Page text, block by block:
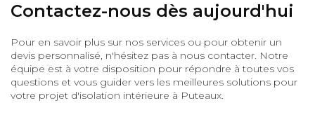
Contactez-nous dès aujourd'hui
Pour en savoir plus sur nos services ou pour obtenir un
devis personnalisé, n'hésitez pas à nous contacter. Notre
équipe est à votre disposition pour répondre à toutes vos
questions et vous guider vers les meilleures solutions pour
votre projet d'isolation intérieure à Puteaux.